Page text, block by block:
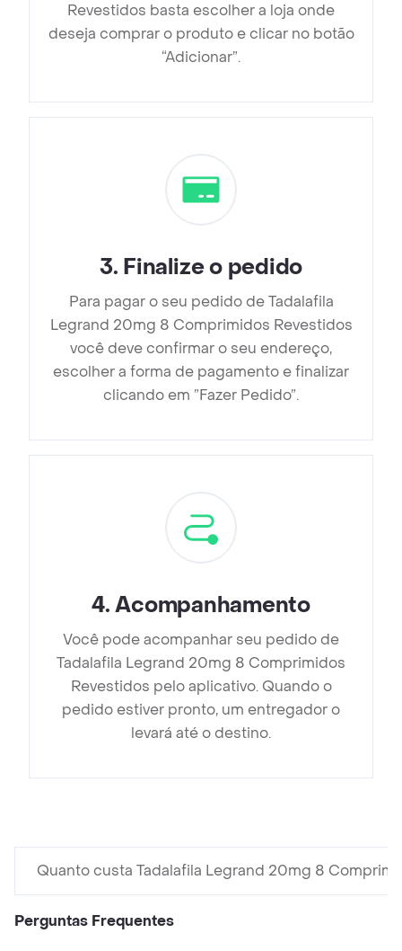
Revestidos basta escolher a loja onde
deseja comprar o produto e clicar no botão
“Adicionar”.
3. Finalize o pedido
Para pagar o seu pedido de Tadalafila
Legrand 20mg 8 Comprimidos Revestidos
você deve confirmar o seu endereço,
escolher a forma de pagamento e finalizar
clicando em ”Fazer Pedido”.
4.Acompanhamento
Você pode acompanhar seu pedido de
Tadalafila Legrand 20mg 8 Comprimidos
Revestidos pelo aplicativo. Quando o
pedido estiver pronto, um entregador o
levará até o destino.
Quanto custa Tadalafila Legrand 20mg 8
Perguntas Frequentes